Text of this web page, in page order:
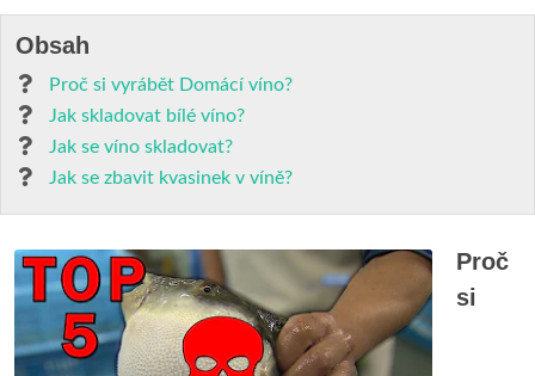
Obsah
Proč si vyrábět Domácí víno?
Jak skladovat bílé víno?
Jak se víno skladovat?
Jak se zbavit kvasinek v víně?
Proč
si